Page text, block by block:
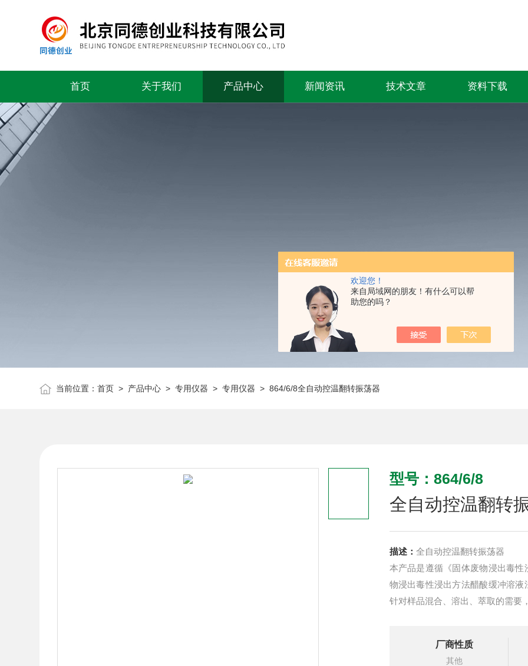
欢迎您！
来自局域网的朋友！有什么可以帮
助您的吗？
首页 关于我们 产品中心 新闻资讯 技术文章 资料下载
当前位置：首页 > 产品中心 >专用仪器 >专用仪器 > 864/6/8全自动控温翻转振荡器
型号：864/6/8
全自动控温翻转
描述： 全自动控温翻转振荡器
本产品是遵循《固体废物浸出毒
物浸出毒性浸出方法醋酸缓冲溶
针对样品混合、溶出、萃取的需要
厂商性质
其他